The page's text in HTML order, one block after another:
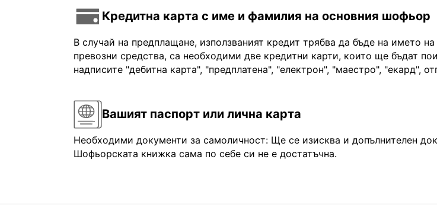
Кредитна карта с име и фамилия на основния шофьор
В случай на предплащане, използваният кредит трябва да бъде на името
превозни средства, са необходими две кредитни карти, които ще бъдат
надписите "дебитна карта", "предплатена", "електрон", "маестро", "екард",
Вашият паспорт или лична карта
Необходими документи за самоличност: Ще се изисква и допълнителен
Шофьорската книжка сама по себе си не е достатъчна.